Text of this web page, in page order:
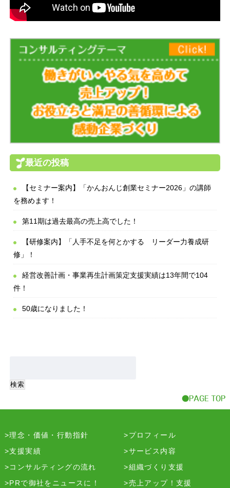
最近の投稿
【セミナー案内】「かんおんじ創業セミナー2026」の講師
を務めます！
第11期は過去最高の売上高でした！
【研修案内】「人手不足を何とかする リーダー力養成研
修」！
経営改善計画・事業再生計画策定支援実績は13年間で104
件！
50歳になりました！
理念・価値・行動指針
プロフィール
支援実績
サービス内容
コンサルティングの流れ
組織づくり支援
PRで御社をニュースに！
売上アップ！支援